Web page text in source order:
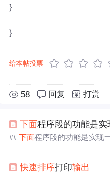
}
}
给本帖投票
58 回复 打赏
下面程序段的功能是实
##下面程序段的功能是实现
m/video/
快速排序打印输出